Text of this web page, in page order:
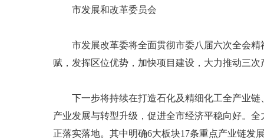
市发展和改革委员会
市发展改革委将全面贯彻市委八届六次全会精
赋，发挥区位优势，加快项目建设，大力推动三
下一步将持续在打造石化及精细化工全产业链
产业发展与转型升级，促进全市经济平稳向好。
正落实落地。其中明确6大板块17条重点产业链发